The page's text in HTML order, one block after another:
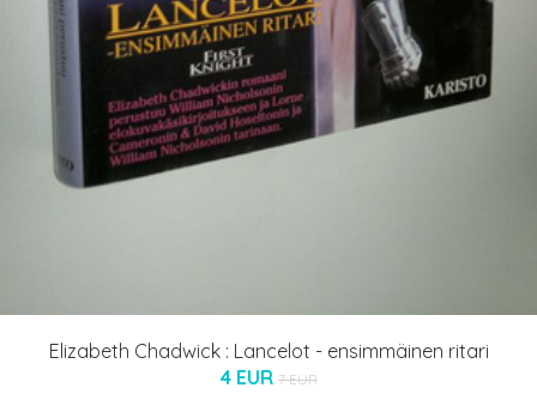
Elizabeth Chadwick : Lancelot - ensimmäinen ritari
4 EUR 7 EUR